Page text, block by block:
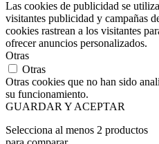
Las cookies de publicidad se
visitantes publicidad y campañas
cookies rastrean a los visitantes
ofrecer anuncios personalizados.
Otras
Otras
Otras cookies que no han sido
su funcionamiento.
GUARDAR Y ACEPTAR
Selecciona al menos 2 productos